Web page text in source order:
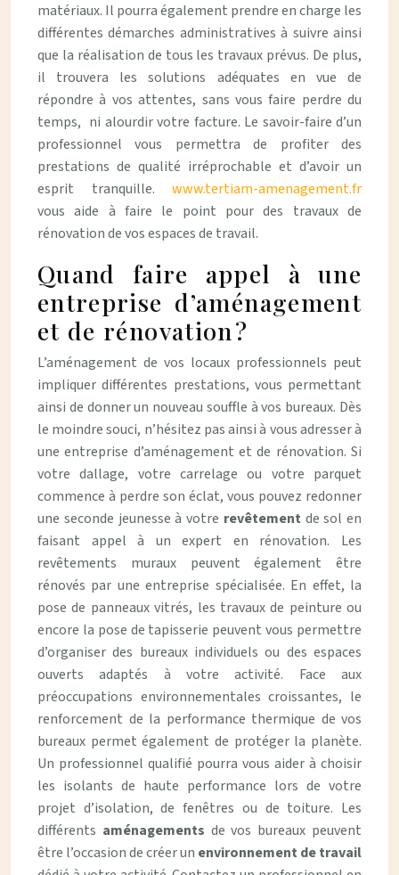
matériaux. Il pourra également prendre en charge les
différentes démarches administratives à suivre ainsi
que la réalisation de tous les travaux prévus. De plus,
il trouvera les solutions adéquates en vue de
répondre à vos attentes, sans vous faire perdre du
temps, ni alourdir votre facture. Le savoir-faire d’un
professionnel vous permettra de profiter des
prestations de qualité irréprochable et d’avoir un
esprit tranquille. www.tertiam-amenagement.fr
vous aide à faire le point pour des travaux de
rénovation de vos espaces de travail.
Quand faire appel à une
entreprise d’aménagement
et de rénovation ?
L’aménagement de vos locaux professionnels peut
impliquer différentes prestations, vous permettant
ainsi de donner un nouveau souffle à vos bureaux. Dès
le moindre souci, n’hésitez pas ainsi à vous adresser à
une entreprise d’aménagement et de rénovation. Si
votre dallage, votre carrelage ou votre parquet
commence à perdre son éclat, vous pouvez redonner
une seconde jeunesse à votre revêtement de sol en
faisant appel à un expert en rénovation. Les
revêtements muraux peuvent également être
rénovés par une entreprise spécialisée. En effet, la
pose de panneaux vitrés, les travaux de peinture ou
encore la pose de tapisserie peuvent vous permettre
d’organiser des bureaux individuels ou des espaces
ouverts adaptés à votre activité. Face aux
préoccupations environnementales croissantes, le
renforcement de la performance thermique de vos
bureaux permet également de protéger la planète.
Un professionnel qualifié pourra vous aider à choisir
les isolants de haute performance lors de votre
projet d’isolation, de fenêtres ou de toiture. Les
différents aménagements de vos bureaux peuvent
être l’occasion de créer un environnement de travail